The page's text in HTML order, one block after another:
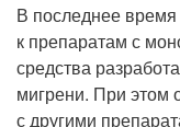
В последнее
к препаратам с
средства
мигрени. При этом
с другими